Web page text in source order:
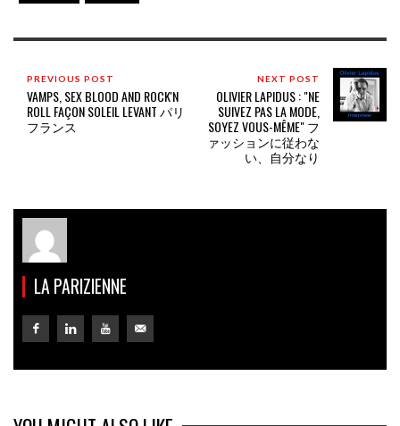
PREVIOUS POST
VAMPS, SEX BLOOD AND ROCK'N
ROLL FAÇON SOLEIL LEVANT パリ
フランス
NEXT POST
OLIVIER LAPIDUS : "NE
SUIVEZ PAS LA MODE,
SOYEZ VOUS-MÊME" フ
ァッションに従わな
い、自分なり
LA PARIZIENNE